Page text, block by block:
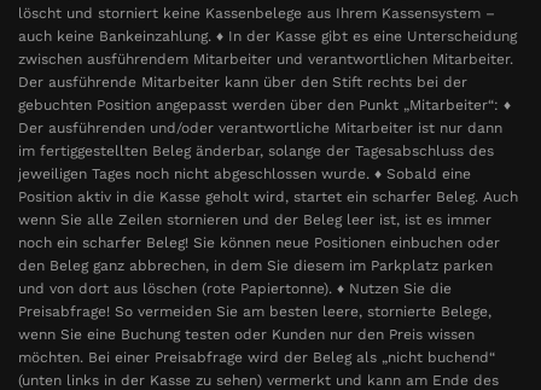
löscht und storniert keine Kassenbelege aus Ihrem Kassensystem –
auch keine Bankeinzahlung. ♦ In der Kasse gibt es eine Unterscheidung
zwischen ausführendem Mitarbeiter und verantwortlichen Mitarbeiter.
Der ausführende Mitarbeiter kann über den Stift rechts bei der
gebuchten Position angepasst werden über den Punkt „Mitarbeiter“: ♦
Der ausführenden und/oder verantwortliche Mitarbeiter ist nur dann
im fertiggestellten Beleg änderbar, solange der Tagesabschluss des
jeweiligen Tages noch nicht abgeschlossen wurde. ♦ Sobald eine
Position aktiv in die Kasse geholt wird, startet ein scharfer Beleg. Auch
wenn Sie alle Zeilen stornieren und der Beleg leer ist, ist es immer
noch ein scharfer Beleg! Sie können neue Positionen einbuchen oder
den Beleg ganz abbrechen, in dem Sie diesem im Parkplatz parken
und von dort aus löschen (rote Papiertonne). ♦ Nutzen Sie die
Preisabfrage! So vermeiden Sie am besten leere, stornierte Belege,
wenn Sie eine Buchung testen oder Kunden nur den Preis wissen
möchten. Bei einer Preisabfrage wird der Beleg als „nicht buchend“
(unten links in der Kasse zu sehen) vermerkt und kann am Ende des